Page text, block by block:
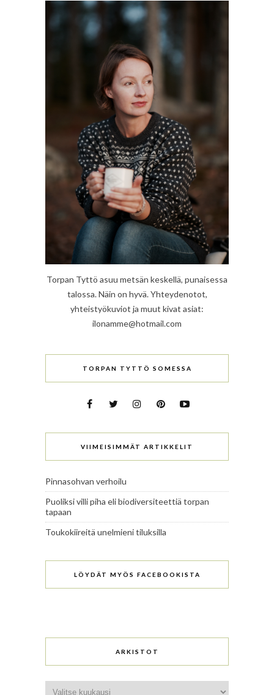
Torpan Tyttö asuu metsän keskellä, punaisessa
talossa. Näin on hyvä. Yhteydenotot,
yhteistyökuviot ja muut kivat asiat:
ilonamme@hotmail.com
TORPAN TYTTÖ SOMESSA
VIIMEISIMMÄT ARTIKKELIT
Pinnasohvan verhoilu
Puoliksi villi piha eli biodiversiteettiä torpan
tapaan
Toukokiireitä unelmieni tiluksilla
LÖYDÄT MYÖS FACEBOOKISTA
ARKISTOT